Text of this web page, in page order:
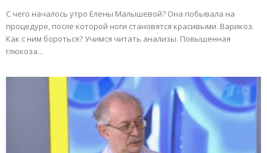
С чего началось утро Елены Малышевой? Она побывала на
процедуре, после которой ноги становятся красивыми. Варикоз.
Как с ним бороться? Учимся читать анализы. Повышенная
глюкоза...